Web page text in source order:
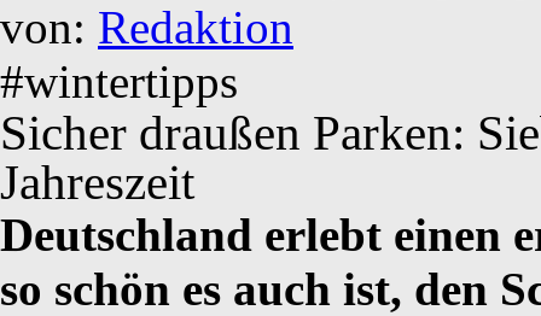
von: Redaktion
#wintertipps
Sicher draußen Parken:
Jahreszeit
Deutschland erlebt einen
so schön es auch ist, den